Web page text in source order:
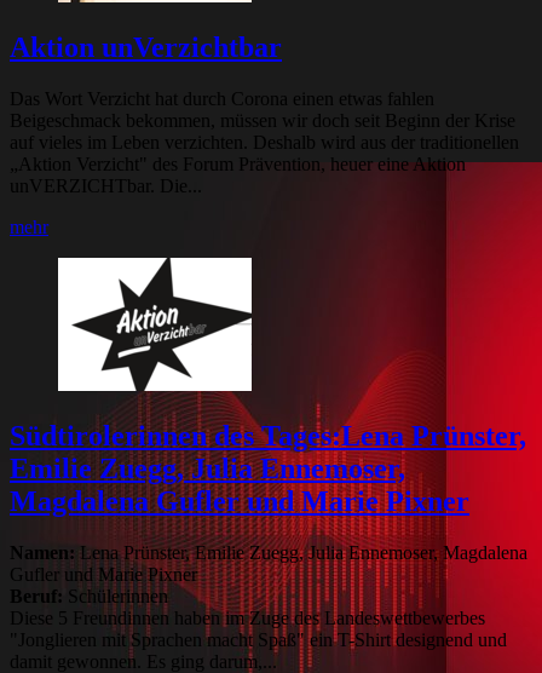
Aktion unVerzichtbar
Das Wort Verzicht hat durch Corona einen etwas fahlen
Beigeschmack bekommen, müssen wir doch seit Beginn der Krise
auf vieles im Leben verzichten. Deshalb wird aus der traditionellen
„Aktion Verzicht" des Forum Prävention, heuer eine Aktion
unVERZICHTbar. Die...
mehr
Südtirolerinnen des Tages:Lena Prünster,
Emilie Zuegg, Julia Ennemoser,
Magdalena Gufler und Marie Pixner
Namen: Lena Prünster, Emilie Zuegg, Julia Ennemoser, Magdalena
Gufler und Marie Pixner
Beruf: Schülerinnen
Diese 5 Freundinnen haben im Zuge des Landeswettbewerbes
"Jonglieren mit Sprachen macht Spaß" ein T-Shirt designend und
damit gewonnen. Es ging darum,...